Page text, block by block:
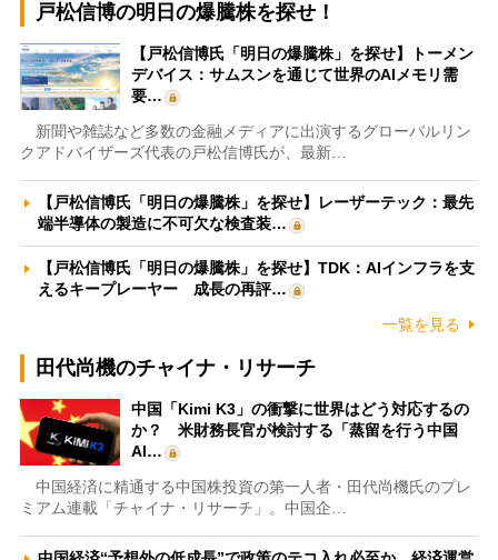
戸松信博の明日の爆騰株を探せ！
【戸松信博氏「明日の爆騰株」を探せ】トーメン
デバイス：サムスンを通じて世界のAIメモリ需
要…
新聞や雑誌など多数の金融メディアに出演するグローバルリン
クアドバイザーズ代表の戸松信博氏が、最新…
【戸松信博氏「明日の爆騰株」を探せ】レーザーテック：最先
端半導体の製造に不可欠な検査装…
【戸松信博氏「明日の爆騰株」を探せ】TDK：AIインフラを支
えるキープレーヤー 成長の再評…
一覧を見る
田代尚機のチャイナ・リサーチ
中国「Kimi K3」の衝撃に世界はどう対応するの
か？ 米財務長官が検討する「蒸留を行う中国
AI…
中国経済に精通する中国株投資の第一人者・田代尚機氏のプレ
ミアム連載「チャイナ・リサーチ」。中国企…